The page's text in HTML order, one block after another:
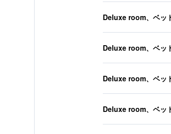
Deluxe room、ベッ
Deluxe room、ベッ
Deluxe room、ベッ
Deluxe room、ベッ